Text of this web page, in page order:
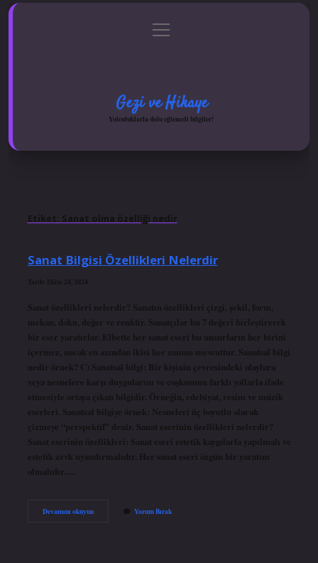
Gizlilik Politikası
menüyü
aç
Gezi ve Hikaye
Yolculuklarla dolu eğlenceli bilgiler!
Etiket: Sanat olma özelliği nedir
Sanat Bilgisi Özellikleri Nelerdir
Tarih: Ekim 24, 2024
Sanat özellikleri nelerdir? Sanatın özellikleri çizgi, şekil, form,
mekan, doku, değer ve renktir. Sanatçılar bu 7 değeri birleştirerek
bir eser yaratırlar. Elbette her sanat eseri bu unsurların her birini
içermez, ancak en azından ikisi her zaman mevcuttur. Sanatsal bilgi
nedir örnek? C) Sanatsal bilgi: Bir kişinin çevresindeki olaylara
veya nesnelere karşı duygularını ve coşkusunu farklı yollarla ifade
etmesiyle ortaya çıkan bilgidir. Örneğin, edebiyat, resim ve müzik
eserleri. Sanatsal bilgiye örnek: Nesneleri üç boyutlu olarak
çizmeye “perspektif” denir. Sanat eserinin özellikleri nelerdir?
Sanat eserinin özellikleri: Sanat eseri estetik kaygılarla yapılmalı ve
estetik zevk uyandırmalıdır. Her sanat eseri özgün bir yaratım
olmalıdır.…
Devamını okuyunSanat
Yorum Bırak